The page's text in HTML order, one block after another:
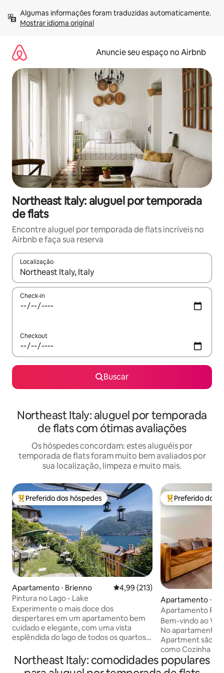
para
Mostrar idioma original
Anuncie seu espaço no Airbnb
Northeast Italy: aluguel por temporada
de flats
Encontre aluguel por temporada de flats incríveis no
Airbnb e faça sua reserva
Localização
Quando os resultados estiverem disponíveis, explore-os
Check-in
Checkout
Buscar
Northeast Italy: aluguel por temporada
de flats com ótimas avaliações
Os hóspedes concordam: estes aluguéis por
temporada de flats foram muito bem avaliados por
sua localização, limpeza e muito mais.
Entre os melhores preferidos dos hóspedes
Preferido dos hóspedes
Apartamento ⋅ Brienno 4,99 de uma avaliação média de
4,99 (213)
Pintura no Lago - Lake
Experimente o mais doce dos
despertares em um apartamento bem
cuidado e elegante, com uma vista
esplêndida do lago de todos os quartos.
em um conforto que combina o antigo e
o moderno em um estilo sorridente.
Entre os
Preferido dos
Apartamento ⋅
Apartamento
Bem-vindo ao
No apartamento
Apartment são
como Cozinha
ampla sala de
trabalho, TV de
Northeast Italy: comodidades populares